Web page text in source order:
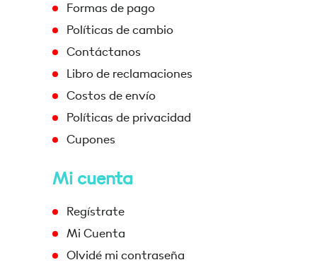
Formas de pago
Políticas de cambio
Contáctanos
Libro de reclamaciones
Costos de envío
Políticas de privacidad
Cupones
Mi cuenta
Regístrate
Mi Cuenta
Olvidé mi contraseña